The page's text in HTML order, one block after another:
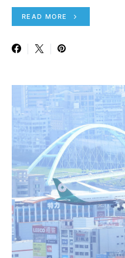
READ MORE